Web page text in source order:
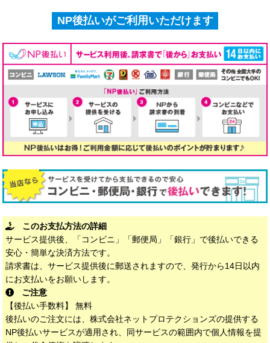
NP後払いがご利用いただけます
このお支払方法の詳細
サービス提供後、「コンビニ」「郵便局」「銀行」で後払いできる
安心・簡単な決済方法です。
請求書は、サービス提供後に郵送されますので、発行から14日以内
にお支払いをお願いします。
ご注意
【後払い手数料】 無料
後払いのご注文には、株式会社ネットプロテクションズの提供する
NP後払いサービスが適用され、同サービスの範囲内で個人情報を提